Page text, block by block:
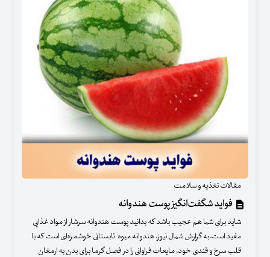
مقالات تغذیه و سلامت
فواید شگفت‌انگیز پوست هندوانه
شاید برای شما هم عجیب باشد که بدانید پوست هندوانه سرشار از مواد غذایی
مفید است.به گزارش شمال نیوز، هندوانه میوه‌ تابستانی خوشمزه‌ای است که با
قلب سرخ و قندی خود، مایعات فراوانی را در فصل گرما برای بدن به ارمغان